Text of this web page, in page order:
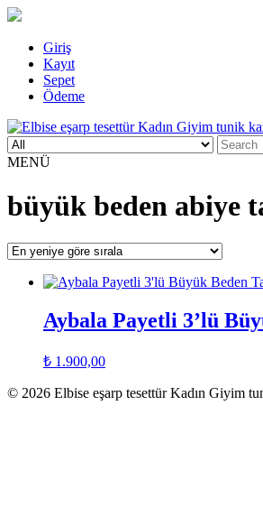
Skip
content
Giriş
Kayıt
Sepet
Ödeme
Elbise eşarp tesettür Kadın Giyim tunik
Kadın Giyim üzerine alışveriş sitesi
Search
for:
MENÜ
büyük beden abiye
Aybala Payetli 3’lü
₺ 1.900,00
© 2026 Elbise eşarp tesettür Kadın Giyim